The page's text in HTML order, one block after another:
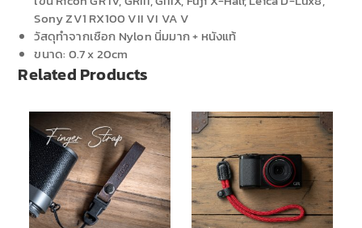
Sony ZV1 RX100 VII VI VA V
วัสดุทำจากเชือก Nylon นิ่มมาก + หนังแท้
ขนาด: 0.7 x 20cm
Related Products